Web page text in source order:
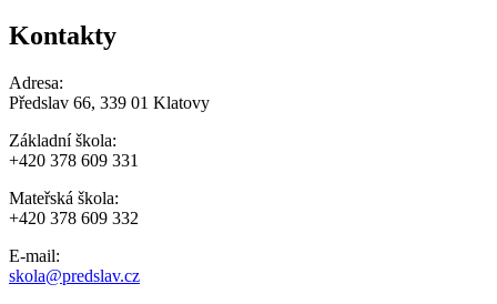
Kontakty
Adresa:
Předslav 66, 339 01 Klatovy
Základní škola:
+420 378 609 331
Mateřská škola:
+420 378 609 332
E-mail:
skola@predslav.cz